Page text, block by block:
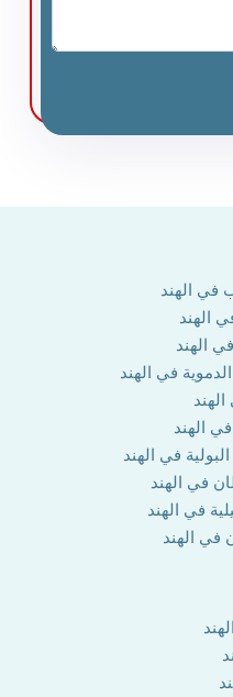
في الهند
الهند
الهند
في الهند
الهند
في الهند
في الهند
في الهند
في الهند